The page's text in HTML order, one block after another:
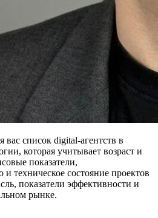
список digital-агентств в
которая учитывает возраст и
показатели,
и техническое состояние проектов
показатели эффективности и
рынке.